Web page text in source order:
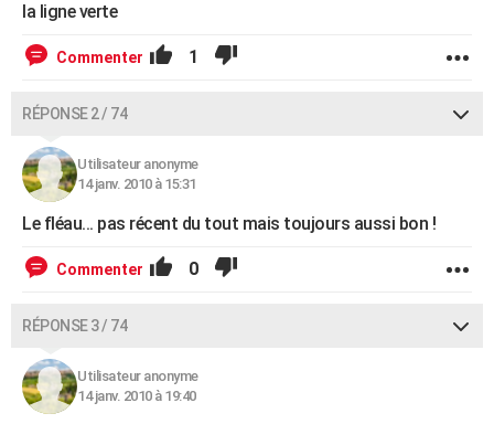
Bricolage
Lifestyle
Culture
Sport
Auto
Television
Voyage
Cinema
la ligne verte
Commenter 1
RÉPONSE 2 / 74
Utilisateur anonyme
14 janv. 2010 à 15:31
Le fléau... pas récent du tout mais toujours aussi bon !
Commenter 0
RÉPONSE 3 / 74
Utilisateur anonyme
14 janv. 2010 à 19:40